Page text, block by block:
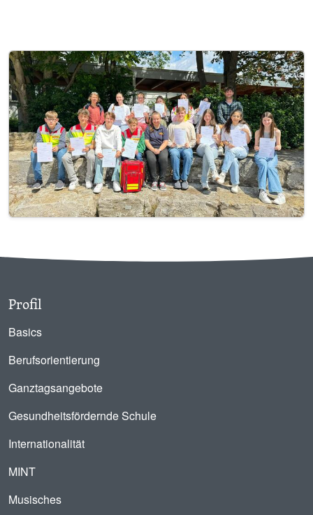
Image
Profil
Basics
Berufsorientierung
Ganztagsangebote
Gesundheitsfördernde Schule
Internationalität
MINT
Musisches